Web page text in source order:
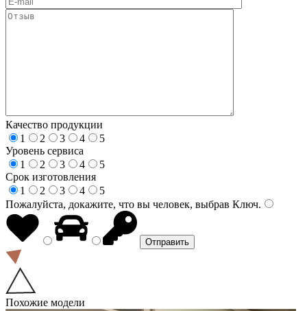
Качество продукции
1
2 3 4
5
Уровень сервиса
1
2 3 4
5
Срок изготовления
1
2 3 4
5
Пожалуйста, докажите, что вы человек, выбрав Ключ.
Похожие модели